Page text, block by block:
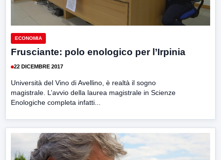
ECONOMIA
Frusciante: polo enologico per l’Irpinia
22 DICEMBRE 2017
Università del Vino di Avellino, è realtà il sogno
magistrale. L’avvio della laurea magistrale in Scienze
Enologiche completa infatti...